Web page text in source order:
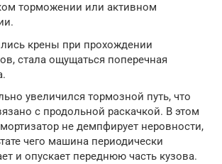
торможении или активном
крены при прохождении
стала ощущаться поперечная
увеличился тормозной путь, что
с продольной раскачкой. В этом
не демпфирует неровности,
чего машина периодически
и опускает переднюю часть кузова.